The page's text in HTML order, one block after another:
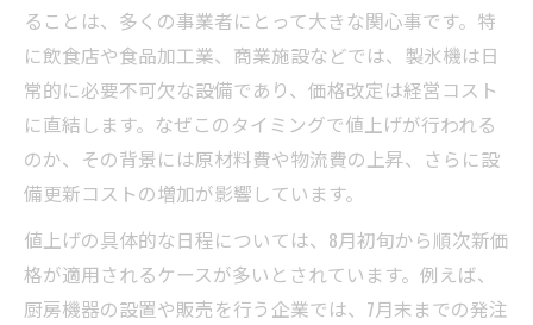
ることは、多くの事業者にとって大きな関心事です。特
に飲食店や食品加工業、商業施設などでは、製氷機は日
常的に必要不可欠な設備であり、価格改定は経営コスト
に直結します。なぜこのタイミングで値上げが行われる
のか、その背景には原材料費や物流費の上昇、さらに設
備更新コストの増加が影響しています。
値上げの具体的な日程については、8月初旬から順次新価
格が適用されるケースが多いとされています。例えば、
厨房機器の設置や販売を行う企業では、7月末までの発注